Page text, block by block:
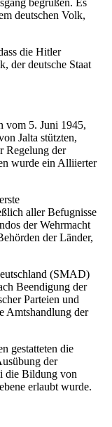
begrüßen. Es
deutschen Volk,
die Hitler
der deutsche Staat
vom 5. Juni 1945,
Jalta stützten,
Regelung der
wurde ein Alliierter
aller Befugnisse
der Wehrmacht
der Länder,
(SMAD)
Beendigung der
Parteien und
Amtshandlung der
gestatteten die
der
die Bildung von
erlaubt wurde.